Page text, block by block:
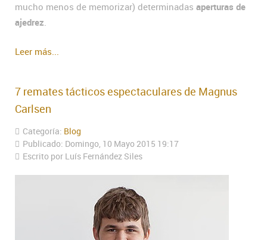
mucho menos de memorizar) determinadas aperturas de
ajedrez.
Leer más...
7 remates tácticos espectaculares de Magnus
Carlsen
Categoría: Blog
Publicado: Domingo, 10 Mayo 2015 19:17
Escrito por Luís Fernández Siles